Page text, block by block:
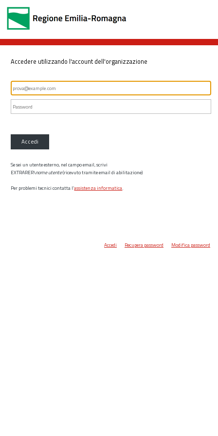
Accedere utilizzando l'account dell'organizzazione
Accedi
Se sei un utente esterno, nel campo email, scrivi
EXTRARER\nome utente(ricevuto tramite email di abilitazione)
Per problemi tecnici contatta l’assistenza informatica.
Accedi Recupera password Modifica password